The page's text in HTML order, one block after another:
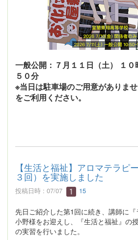
一般公開：７月１１日（土） １
５０分
※当日は駐車場のご用意がありま
をご利用ください。
【生活と福祉】アロマテラピ
３回）を実施しました
投稿日時 : 07/07 15
先日ご紹介した第1回に続き、講師に
小野様をお迎えし、『生活と福祉』の
の実習を行いました。